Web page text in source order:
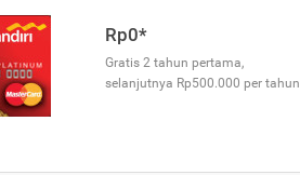
Rp0*
Gratis 2 tahun pertama,
selanjutnya Rp500.000 per tahun